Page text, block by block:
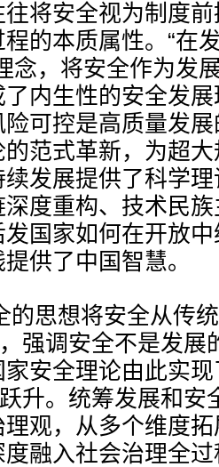
将安全视为制度
的本质属性。“在
念，将安全作为发
内生性的安全发
可控是高质量发
范式革新，为超
续发展提供了科学
度重构、技术民
国家如何在开放
供了中国智慧。
的思想将安全从传
强调安全不是发展
安全理论由此实现
升。统筹发展和安
观，从多个维度
融入社会治理全